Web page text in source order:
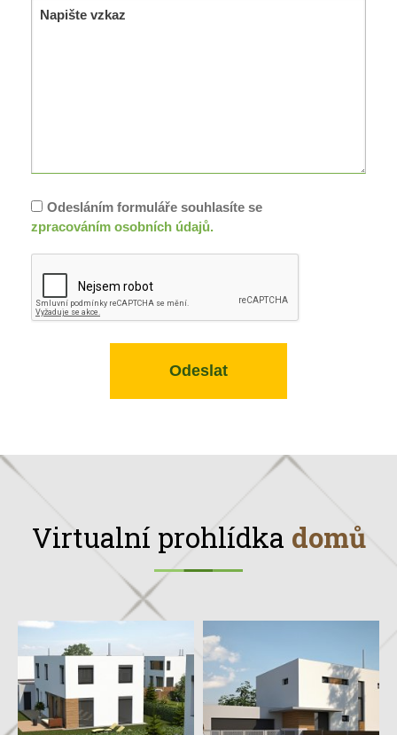
Odesláním formuláře souhlasíte se
zpracováním osobních údajů.
Odeslat
Virtualní prohlídka domů